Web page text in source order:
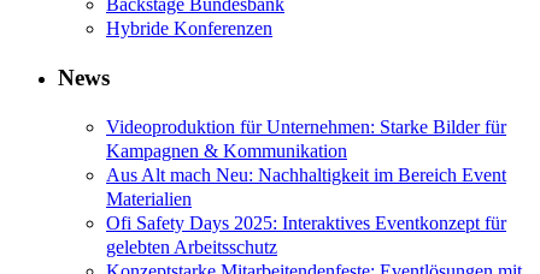
Backstage Bundesbank
Hybride Konferenzen
News
Videoproduktion für Unternehmen: Starke Bilder für
Kampagnen & Kommunikation
Aus Alt mach Neu: Nachhaltigkeit im Bereich Event
Materialien
Ofi Safety Days 2025: Interaktives Eventkonzept für
gelebten Arbeitsschutz